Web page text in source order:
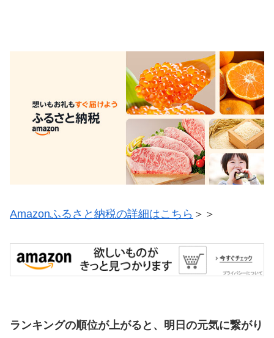
Amazonふるさと納税の詳細はこちら ＞＞
ランキングの順位が上がると、明日の元気に繋がり